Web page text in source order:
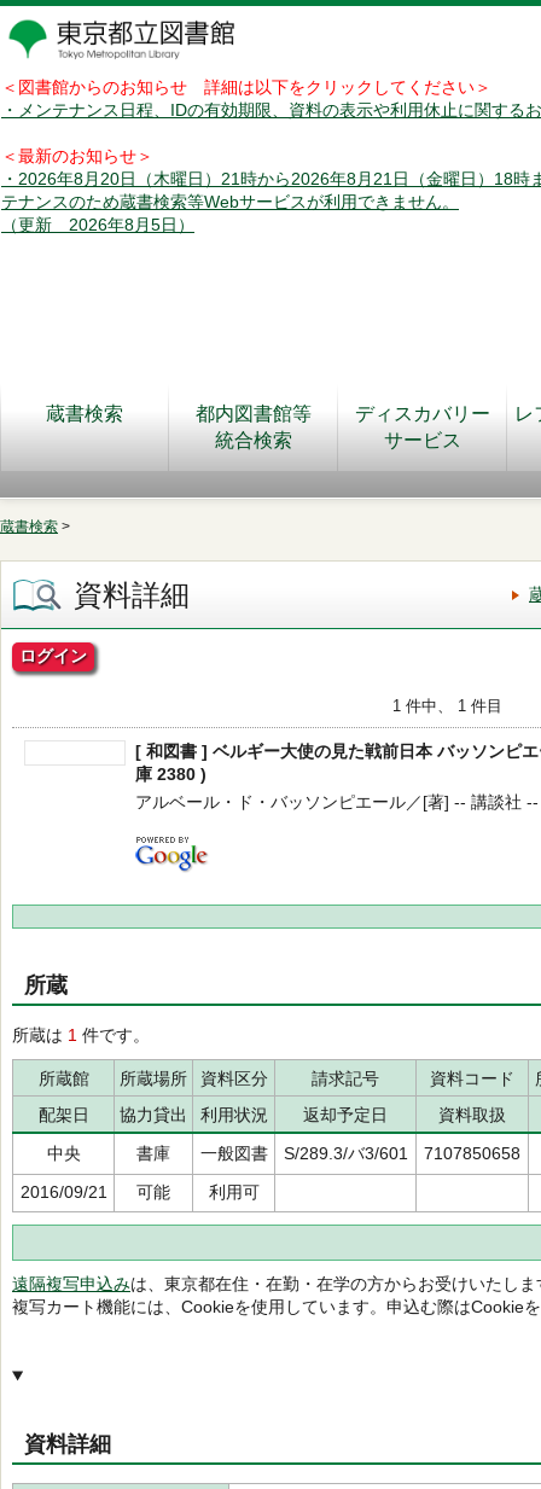
＜図書館からのお知らせ 詳細は以下をクリックしてください＞
・メンテナンス日程、IDの有効期限、資料の表示や利用休止に関する
＜最新のお知らせ＞
・2026年8月20日（木曜日）21時から2026年8月21日（金曜日）18時
テナンスのため蔵書検索等Webサービスが利用できません。
（更新 2026年8月5日）
蔵書検索
都内図書館等
統合検索
ディスカバリー
サービス
レ
蔵書検索 >
資料詳細
ログイン
1 件中、 1 件目
[ 和図書 ] ベルギー大使の見た戦前日本 バッソンピ
庫 2380 )
アルベール・ド・バッソンピエール／[著] -- 講談社
所蔵
所蔵は 1 件です。
所蔵館 所蔵場所 資料区分 請求記号 資料コード
配架日
協力貸出 利用状況 返却予定日
資料取扱
中央
書庫 一般図書 S/289.3/バ3/601
7107850658
2016/09/21
可能 利用可
遠隔複写申込みは、東京都在住・在勤・在学の方からお受けいたしま
複写カート機能には、Cookieを使用しています。申込む際はCookie
資料詳細